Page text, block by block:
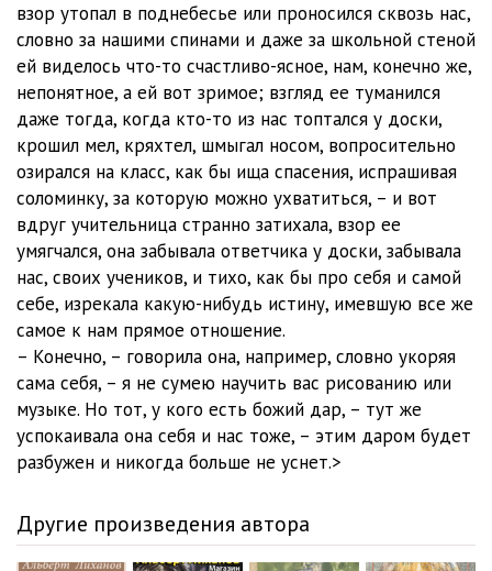
взор утопал в поднебесье или проносился сквозь нас,
словно за нашими спинами и даже за школьной стеной
ей виделось что-то счастливо-ясное, нам, конечно же,
непонятное, а ей вот зримое; взгляд ее туманился
даже тогда, когда кто-то из нас топтался у доски,
крошил мел, кряхтел, шмыгал носом, вопросительно
озирался на класс, как бы ища спасения, испрашивая
соломинку, за которую можно ухватиться, – и вот
вдруг учительница странно затихала, взор ее
умягчался, она забывала ответчика у доски, забывала
нас, своих учеников, и тихо, как бы про себя и самой
себе, изрекала какую-нибудь истину, имевшую все же
самое к нам прямое отношение.
– Конечно, – говорила она, например, словно укоряя
сама себя, – я не сумею научить вас рисованию или
музыке. Но тот, у кого есть божий дар, – тут же
успокаивала она себя и нас тоже, – этим даром будет
разбужен и никогда больше не уснет.>
Другие произведения автора